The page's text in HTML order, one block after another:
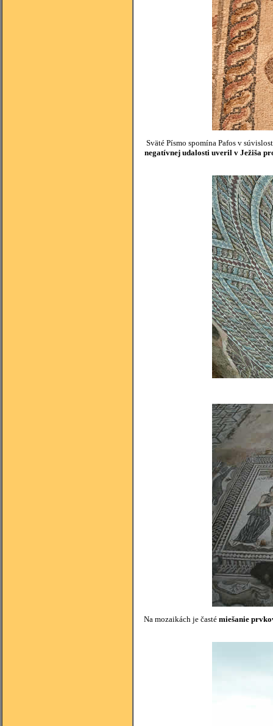
Sväté Písmo spomína Pafos v
negatívnej udalosti uveril v Ježiša
Na mozaikách je časté miešanie